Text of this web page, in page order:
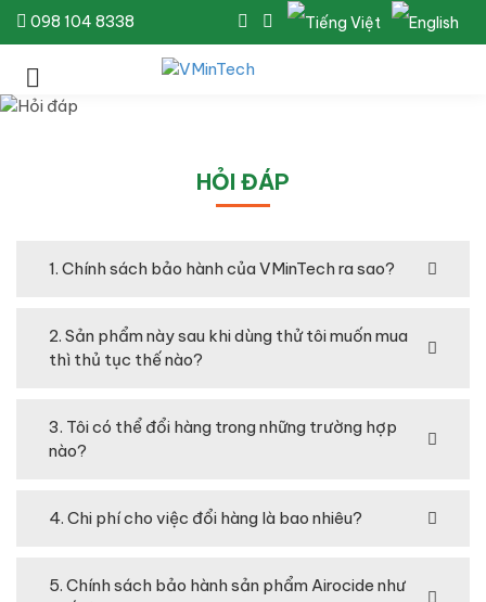
098 104 8338
HỎI ĐÁP
1. Chính sách bảo hành của VMinTech ra sao?
2. Sản phẩm này sau khi dùng thử tôi muốn mua
thì thủ tục thế nào?
3. Tôi có thể đổi hàng trong những trường hợp
nào?
4. Chi phí cho việc đổi hàng là bao nhiêu?
5. Chính sách bảo hành sản phẩm Airocide như